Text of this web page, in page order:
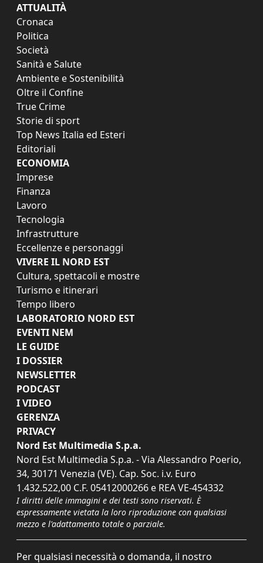
ATTUALITÀ
Cronaca
Politica
Società
Sanità e Salute
Ambiente e Sostenibilità
Oltre il Confine
True Crime
Storie di sport
Top News Italia ed Esteri
Editoriali
ECONOMIA
Imprese
Finanza
Lavoro
Tecnologia
Infrastrutture
Eccellenze e personaggi
VIVERE IL NORD EST
Cultura, spettacoli e mostre
Turismo e itinerari
Tempo libero
LABORATORIO NORD EST
EVENTI NEM
LE GUIDE
I DOSSIER
NEWSLETTER
PODCAST
I VIDEO
GERENZA
PRIVACY
Nord Est Multimedia S.p.a.
Nord Est Multimedia S.p.a. - Via Alessandro Poerio,
34, 30171 Venezia (VE). Cap. Soc. i.v. Euro
1.432.522,00 C.F. 05412000266 e REA VE-454332
I diritti delle immagini e dei testi sono riservati. È
espressamente vietata la loro riproduzione con qualsiasi
mezzo e l'adattamento totale o parziale.
Per qualsiasi necessità o domanda, il nostro